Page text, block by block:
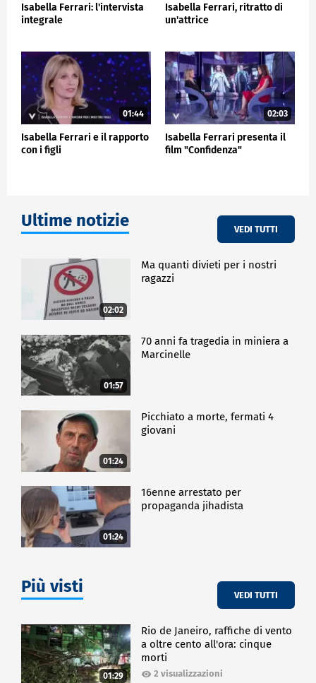
Isabella Ferrari: l'intervista
integrale
Isabella Ferrari, ritratto di
un'attrice
01:44
Isabella Ferrari e il rapporto
con i figli
02:03
Isabella Ferrari presenta il
film "Confidenza"
Ultime notizie VEDI TUTTI
02:02
Ma quanti divieti per i nostri
ragazzi
01:57
70 anni fa tragedia in miniera a
Marcinelle
01:24
Picchiato a morte, fermati 4
giovani
01:24
16enne arrestato per
propaganda jihadista
Più visti VEDI TUTTI
01:29
Rio de Janeiro, raffiche di vento
a oltre cento all'ora: cinque
morti
2 visualizzazioni